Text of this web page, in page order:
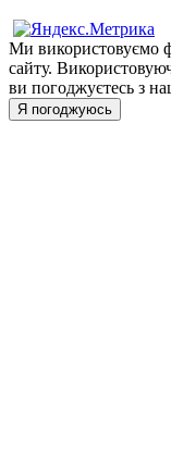
Ми використовуємо
сайту.
ви погоджуєтесь з
Я погоджуюсь